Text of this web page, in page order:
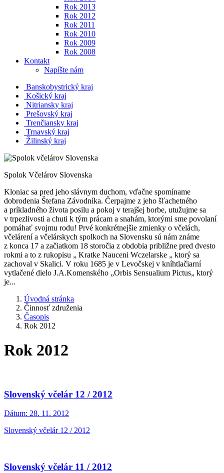
Rok 2013
Rok 2012
Rok 2011
Rok 2010
Rok 2009
Rok 2008
Kontakt
Napíšte nám
Banskobystrický kraj
Košický kraj
Nitriansky kraj
Prešovský kraj
Trenčiansky kraj
Trnavský kraj
Žilinský kraj
Spolok Včelárov Slovenska
Kloniac sa pred jeho slávnym duchom, vďačne spomíname
dobrodenia Štefana Závodníka. Čerpajme z jeho šľachetného
a príkladného života posilu a pokoj v terajšej borbe, utužujme sa
v trpezlivosti a chuti k tým prácam a snahám, ktorými sme povolaní
pomáhať svojmu rodu! Prvé konkrétnejšie zmienky o včelách,
včelárení a včelárskych spolkoch na Slovensku sú nám známe
z konca 17 a začiatkom 18 storočia z obdobia približne pred dvesto
rokmi a to z rukopisu „ Kratke Nauceni Wczelarske „ ktorý sa
zachoval v Skalici. V roku 1685 je v Levočskej v kníhtlačiarní
vytlačené dielo J.A.Komenského „Orbis Sensualium Pictus„ ktorý
je...
Úvodná stránka
Činnosť združenia
Časopis
Rok 2012
Rok 2012
Slovenský včelár 12 / 2012
Dátum: 28. 11. 2012
Slovenský včelár 12 / 2012
Slovenský včelár 11 / 2012